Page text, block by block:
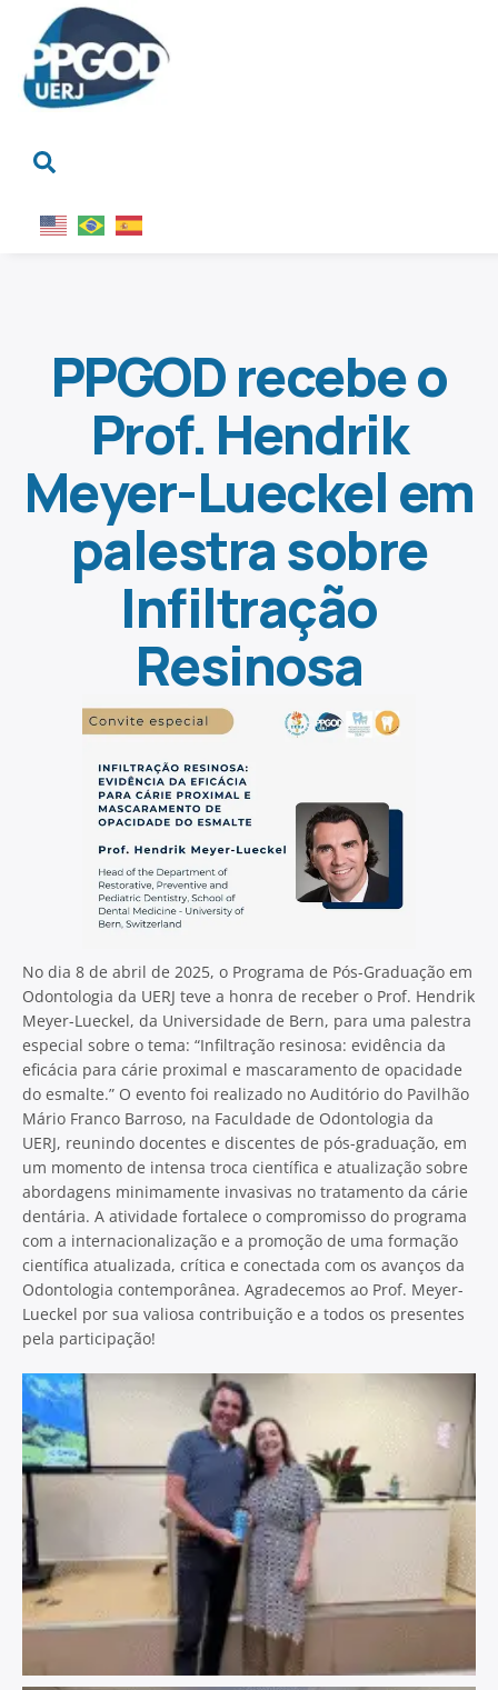
PPGOD recebe o
Prof. Hendrik
Meyer-Lueckel em
palestra sobre
Infiltração
Resinosa
No dia 8 de abril de 2025, o Programa de Pós-Graduação em
Odontologia da UERJ teve a honra de receber o Prof. Hendrik
Meyer-Lueckel, da Universidade de Bern, para uma palestra
especial sobre o tema: “Infiltração resinosa: evidência da
eficácia para cárie proximal e mascaramento de opacidade
do esmalte.” O evento foi realizado no Auditório do Pavilhão
Mário Franco Barroso, na Faculdade de Odontologia da
UERJ, reunindo docentes e discentes de pós-graduação, em
um momento de intensa troca científica e atualização sobre
abordagens minimamente invasivas no tratamento da cárie
dentária. A atividade fortalece o compromisso do programa
com a internacionalização e a promoção de uma formação
científica atualizada, crítica e conectada com os avanços da
Odontologia contemporânea. Agradecemos ao Prof. Meyer-
Lueckel por sua valiosa contribuição e a todos os presentes
pela participação!